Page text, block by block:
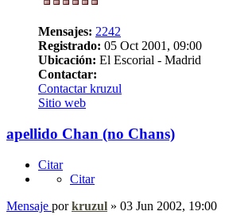
Mensajes: 2242
Registrado: 05 Oct 2001, 09:00
Ubicación: El Escorial - Madrid
Contactar:
Contactar kruzul
Sitio web
apellido Chan (no Chans)
Citar
Citar
Mensaje porkruzul » 03 Jun 2002, 19:00